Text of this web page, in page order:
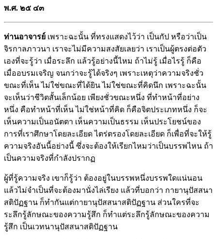
พ.ศ. ๒๕ ๔๓
ท่านอาจารย์ เพราะฉะนั้น ที่ทรงแสดงไว้ว่า เป็นกัป หรือว่าเป็น
จิรกาลภาวนา เราจะไม่มีความสงสัยเลยว่า เราเป็นผู้ตรงต่อตัว
เองที่จะรู้ว่า เมื่อระลึก แล้วรู้อย่างนี้ไหม ถ้าไม่รู้ เมื่อไรรู้ ก็คือ
เมื่ออบรมเจริญ จนกว่าจะรู้ได้จริงๆ เพราะเหตุว่าความจริงชั่ว
ขณะที่เห็น ไม่ใช่ขณะที่ได้ยิน ไม่ใช่ขณะที่คิดนึก เพราะฉะนั้น
จะเห็นว่าชีวิตสั้นเล็กน้อย เพียงชั่วขณะหนึ่ง ที่ทำหน้าที่อย่าง
หนึ่ง คือทำหน้าที่เห็น ไม่ใช่หน้าที่คิด ก็คือจิตประเภทหนึ่ง ก็จะ
เห็นความเป็นอนัตตา เห็นความเป็นธรรม เห็นประโยชน์ของ
การที่เราศึกษาโดยละเอียด ไตร่ตรองโดยละเอียด ก็เพื่อที่จะให้รู้
ความจริงอันนี้อย่างนี้ ซึ่งจะต้องให้เรียกไหมว่าเป็นบรรพไหน ถ้า
เป็นความจริงที่กำลังปรากฏ
ผู้ที่รู้ความจริง เขาก็รู้ว่า ต้องอยู่ในบรรพหนึ่งบรรพใดแน่นอน
แล้วไม่จำเป็นที่จะต้องมานั่งไล่เรียง แล้วที่บอกว่า กายานุปัสสนา
สติปัฏฐาน ก็ทำกันแต่กายานุปัสสนาสติปัฏฐาน ส่วนใครที่จะ
ระลึกรู้ลักษณะของความรู้สึก ก็ทำแต่ระลึกรู้ลักษณะของความ
รู้สึก เป็นเวทนานุปัสสนาสติปัฏฐาน